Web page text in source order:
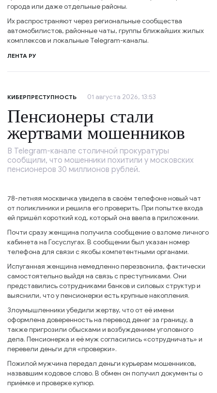
города или даже отдельные районы.
Их распространяют через региональные сообщества
автомобилистов, районные чаты, группы ближайших жилых
комплексов и локальные Telegram-каналы.
ЛЕНТА РУ
КИБЕРПРЕСТУПНОСТЬ 01 августа 2026, 13:53
Пенсионеры стали
жертвами мошенников
В Telegram-канале столичной прокуратуры
сообщили, что мошенники похитили у московских
пенсионеров 30 миллионов рублей.
78-летняя москвичка увидела в своём телефоне новый чат
от поликлиники и решила его проверить. При попытке входа
ей пришёл короткий код, который она ввела в приложении.
Почти сразу женщина получила сообщение о взломе личного
кабинета на Госуслугах. В сообщении был указан номер
телефона для связи с якобы компетентными органами.
Испуганная женщина немедленно перезвонила, фактически
самостоятельно выйдя на связь с преступниками. Они
представились сотрудниками банков и силовых структур и
выяснили, что у пенсионерки есть крупные накопления.
Злоумышленники убедили жертву, что от её имени
оформлена доверенность на перевод денег за границу, а
также пригрозили обысками и возбуждением уголовного
дела. Пенсионерка и её муж согласились «сотрудничать» и
перевели деньги для «проверки».
Пожилой мужчина передал деньги курьерам мошенников,
назвавшим кодовое слово. В обмен он получил документы о
приёмке и проверке купюр.